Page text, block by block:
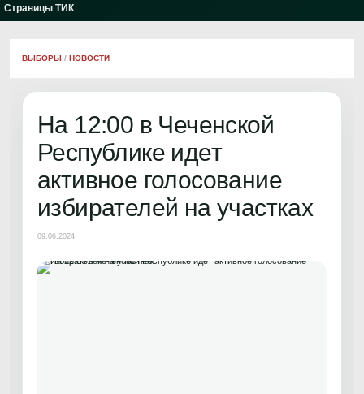
Страницы ТИК
ВЫБОРЫ / НОВОСТИ
На 12:00 в Чеченской
Республике идет
активное голосование
избирателей на участках
09.06.2024